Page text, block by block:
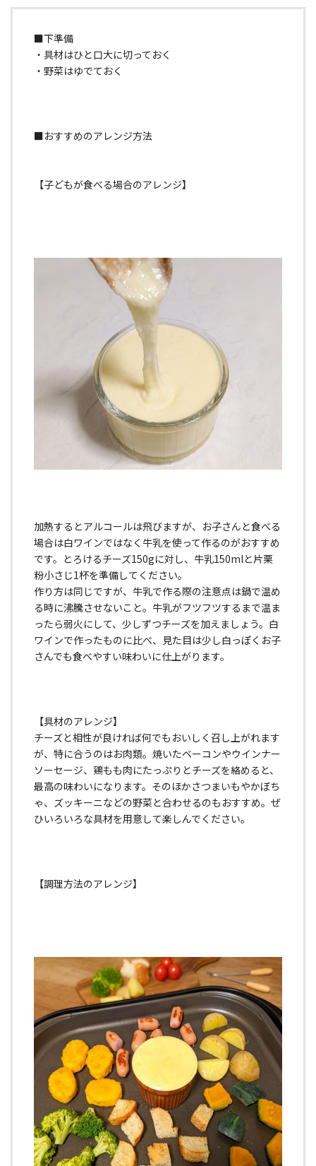
■下準備
・具材はひと口大に切っておく
・野菜はゆでておく
■おすすめのアレンジ方法
【子どもが食べる場合のアレンジ】
加熱するとアルコールは飛びますが、お子さんと食べる
場合は白ワインではなく牛乳を使って作るのがおすすめ
です。とろけるチーズ150gに対し、牛乳150mlと片栗
粉小さじ1杯を準備してください。
作り方は同じですが、牛乳で作る際の注意点は鍋で温め
る時に沸騰させないこと。牛乳がフツフツするまで温ま
ったら弱火にして、少しずつチーズを加えましょう。白
ワインで作ったものに比べ、見た目は少し白っぽくお子
さんでも食べやすい味わいに仕上がります。
【具材のアレンジ】
チーズと相性が良ければ何でもおいしく召し上がれます
が、特に合うのはお肉類。焼いたベーコンやウインナー
ソーセージ、鶏もも肉にたっぷりとチーズを絡めると、
最高の味わいになります。そのほかさつまいもやかぼち
ゃ、ズッキーニなどの野菜と合わせるのもおすすめ。ぜ
ひいろいろな具材を用意して楽しんでください。
【調理方法のアレンジ】